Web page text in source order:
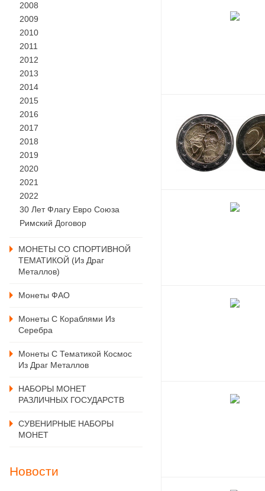
2008
2009
2010
2011
2012
2013
2014
2015
2016
2017
2018
2019
2020
2021
2022
30 Лет Флагу Евро Союза
Римский Договор
МОНЕТЫ СО СПОРТИВНОЙ
ТЕМАТИКОЙ (из Драг
Металлов)
Монеты ФАО
Монеты С Кораблями Из
Серебра
Монеты С Тематикой Космос
Из Драг Металлов
НАБОРЫ МОНЕТ
РАЗЛИЧНЫХ ГОСУДАРСТВ
СУВЕНИРНЫЕ НАБОРЫ
МОНЕТ
Новости